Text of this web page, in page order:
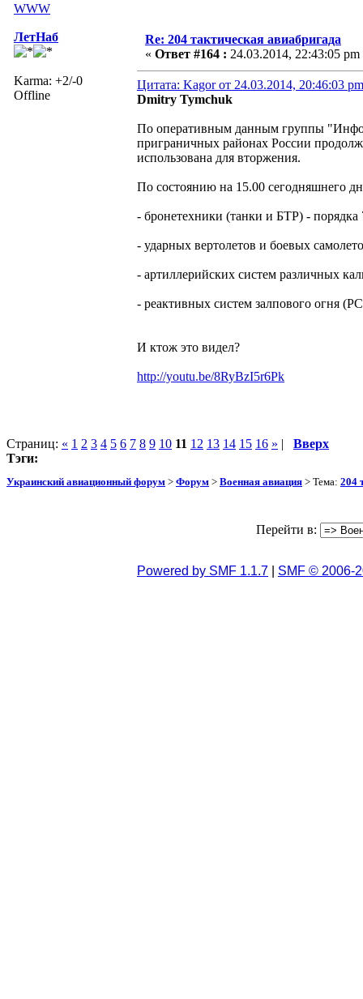
WWW
ЛетНаб
Karma: +2/-0
Offline
Re: 204 тактическая авиабригада
« Ответ #164 : 24.03.2014, 22:43:05 pm
Цитата: Kagor от 24.03.2014, 20:46:03 pm
Dmitry Tymchuk
По оперативным данным группы
приграничных районах России
использована для вторжения.
По состоянию на 15.00 сегодняшнего
- бронетехники (танки и БТР) - порядка
- ударных вертолетов и боевых
- артиллерийских систем различных
- реактивных систем залпового огня
И ктож это видел?
http://youtu.be/8RyBzI5r6Pk
Страниц: « 1 2 3 4 5 6 7 8 9 10 11 12 13 14 15 16 » | Вверх
Тэги:
Украинский авиационный форум > Форум > Военная авиация > Тема: 204
Перейти в:
Powered by SMF 1.1.7 SMF © 2006-